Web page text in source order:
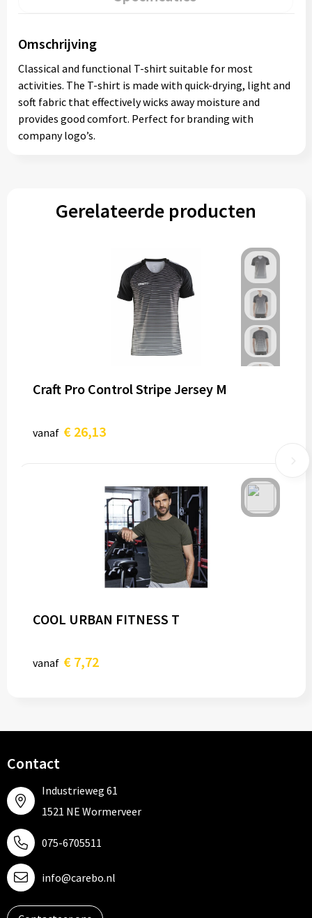
Omschrijving
Classical and functional T-shirt suitable for most
activities. The T-shirt is made with quick-drying, light and
soft fabric that effectively wicks away moisture and
provides good comfort. Perfect for branding with
company logo’s.
Gerelateerde producten
Craft Pro Control Stripe Jersey M
vanaf € 26,13
COOL URBAN FITNESS T
vanaf € 7,72
Contact
Industrieweg 61
1521 NE Wormerveer
075-6705511
info@carebo.nl